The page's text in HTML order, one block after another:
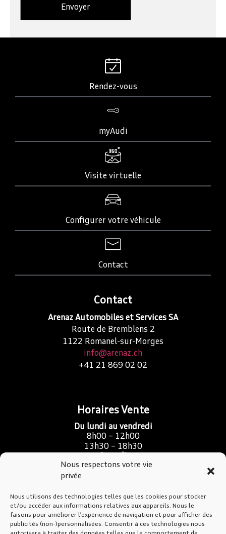
Nous respectons votre vie
privée
Nous utilisons des technologies telles que les cookies pour stocker
et/ou accéder aux informations relatives aux appareils. Nous le
faisons pour améliorer l’expérience de navigation et pour afficher des
publicités (non-)personnalisées. Consentir à ces technologies nous
Rendez-vous
myAudi
Visite virtuelle
Configurer votre véhicule
Contact
Contact
Arenaz Automobiles et Services SA
Route de Bremblens 2
1122 Romanel-sur-Morges
info@arenaz.ch
+41 21 869 02 02
Horaires Vente
Du lundi au vendredi
8h00 – 12h00
13h30 – 18h30
9h00 – 16h00
SAV Atelier & Carrosserie
Du lundi au jeudi
7h30 – 12h00